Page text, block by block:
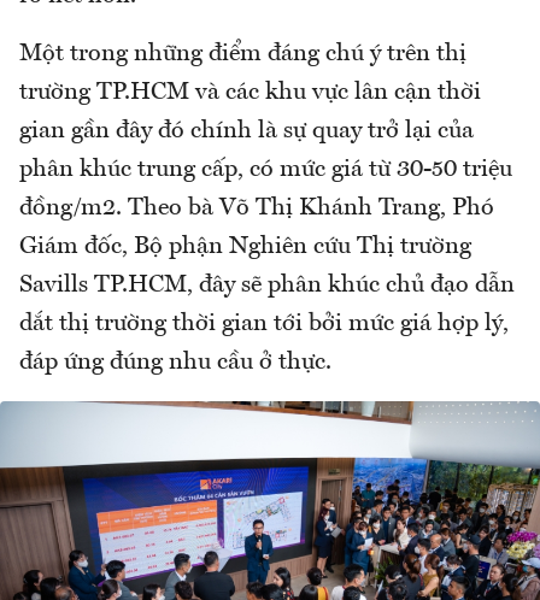
Một trong những điểm đáng chú ý trên thị
trường TP.HCM và các khu vực lân cận thời
gian gần đây đó chính là sự quay trở lại của
phân khúc trung cấp, có mức giá từ 30-50 triệu
đồng/m2. Theo bà Võ Thị Khánh Trang, Phó
Giám đốc, Bộ phận Nghiên cứu Thị trường
Savills TP.HCM, đây sẽ phân khúc chủ đạo dẫn
dắt thị trường thời gian tới bởi mức giá hợp lý,
đáp ứng đúng nhu cầu ở thực.